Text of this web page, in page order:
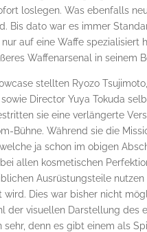
loslegen. Was ebenfalls
Bis dato war es immer
auf eine Waffe
Waffenarsenal in seinem
stellten Ryozo
Director Yuya Tokuda
sie eine verlängerte
Bühne. Während sie die
ja schon im obigen
allen kosmetischen
Ausrüstungsteile
Dies war bisher nicht
der visuellen Darstellung des
denn es gibt einem als